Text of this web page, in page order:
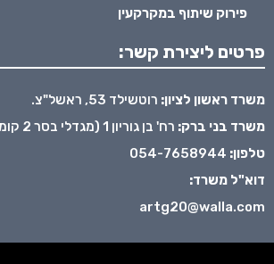
פירוק שיתוף במקרקעין
פרטים ליצירת קשר:
משרד ראשון לציון: רוטשילד 53, ראשל"צ.
משרד בני ברק: רח' בן גוריון 1 (מגדלי בסר 2 קומה 25).
טלפון: 054-7658944
דוא"ל משרד:
artg20@walla.com